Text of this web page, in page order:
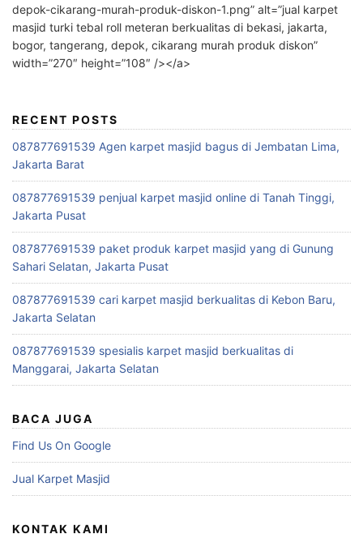
depok-cikarang-murah-produk-diskon-1.png” alt=”jual karpet
masjid turki tebal roll meteran berkualitas di bekasi, jakarta,
bogor, tangerang, depok, cikarang murah produk diskon”
width=”270″ height=”108″ /></a>
RECENT POSTS
087877691539 Agen karpet masjid bagus di Jembatan Lima,
Jakarta Barat
087877691539 penjual karpet masjid online di Tanah Tinggi,
Jakarta Pusat
087877691539 paket produk karpet masjid yang di Gunung
Sahari Selatan, Jakarta Pusat
087877691539 cari karpet masjid berkualitas di Kebon Baru,
Jakarta Selatan
087877691539 spesialis karpet masjid berkualitas di
Manggarai, Jakarta Selatan
BACA JUGA
Find Us On Google
Jual Karpet Masjid
KONTAK KAMI